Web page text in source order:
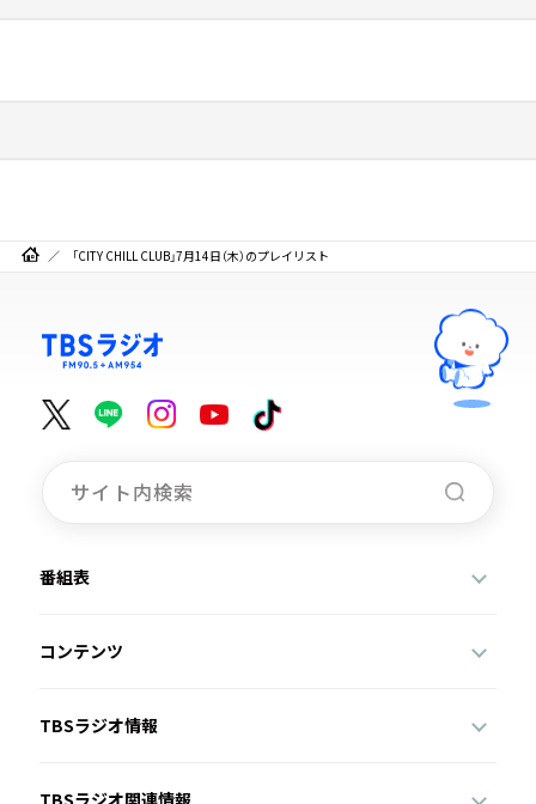
「CITY CHILL CLUB」7月14日（木）のプレイリスト
番組表
コンテンツ
TBSラジオ情報
TBSラジオ関連情報